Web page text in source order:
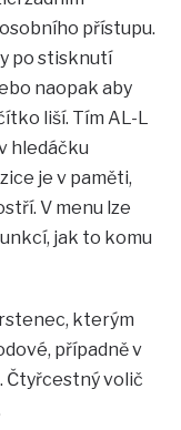
přístupu.
po stisknutí
naopak aby
liší. Tím AL-L
hledáčku
je v paměti,
V menu lze
jak to komu
kterým
případně v
Čtyřcestný volič